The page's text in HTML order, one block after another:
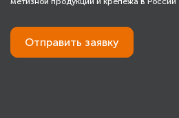
Отправить заявку